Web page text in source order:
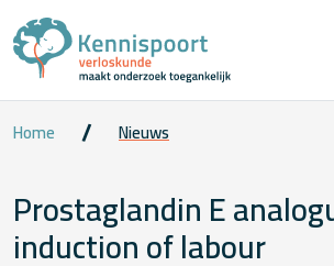
Home Nieuws
Prostaglandin E
induction of labour